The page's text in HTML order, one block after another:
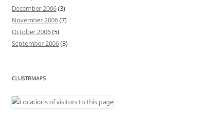
December 2006(3)
November 2006(7)
October 2006(5)
September 2006(3)
CLUSTRMAPS